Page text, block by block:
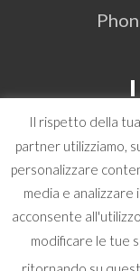
© 2026
Il rispetto della
partner utilizziamo,
personalizzare
media e analizzare
acconsente
modificare le tue